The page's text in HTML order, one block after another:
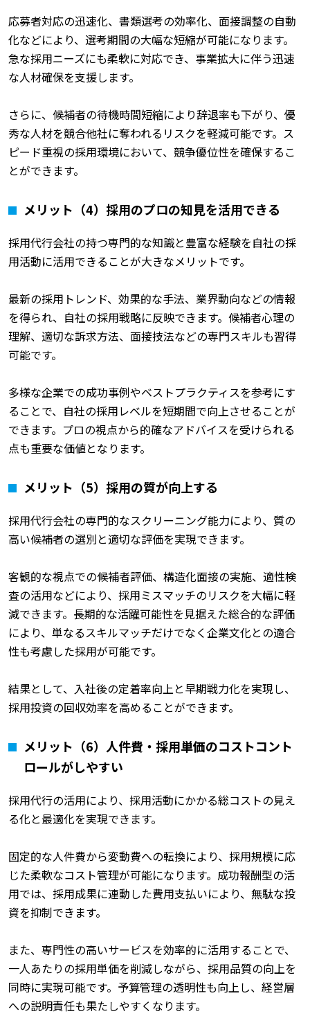
応募者対応の迅速化、書類選考の効率化、面接調整の自動
化などにより、選考期間の大幅な短縮が可能になります。
急な採用ニーズにも柔軟に対応でき、事業拡大に伴う迅速
な人材確保を支援します。
さらに、候補者の待機時間短縮により辞退率も下がり、優
秀な人材を競合他社に奪われるリスクを軽減可能です。ス
ピード重視の採用環境において、競争優位性を確保するこ
とができます。
メリット（4）採用のプロの知見を活用できる
採用代行会社の持つ専門的な知識と豊富な経験を自社の採
用活動に活用できることが大きなメリットです。
最新の採用トレンド、効果的な手法、業界動向などの情報
を得られ、自社の採用戦略に反映できます。候補者心理の
理解、適切な訴求方法、面接技法などの専門スキルも習得
可能です。
多様な企業での成功事例やベストプラクティスを参考にす
ることで、自社の採用レベルを短期間で向上させることが
できます。プロの視点から的確なアドバイスを受けられる
点も重要な価値となります。
メリット（5）採用の質が向上する
採用代行会社の専門的なスクリーニング能力により、質の
高い候補者の選別と適切な評価を実現できます。
客観的な視点での候補者評価、構造化面接の実施、適性検
査の活用などにより、採用ミスマッチのリスクを大幅に軽
減できます。長期的な活躍可能性を見据えた総合的な評価
により、単なるスキルマッチだけでなく企業文化との適合
性も考慮した採用が可能です。
結果として、入社後の定着率向上と早期戦力化を実現し、
採用投資の回収効率を高めることができます。
メリット（6）人件費・採用単価のコストコント
ロールがしやすい
採用代行の活用により、採用活動にかかる総コストの見え
る化と最適化を実現できます。
固定的な人件費から変動費への転換により、採用規模に応
じた柔軟なコスト管理が可能になります。成功報酬型の活
用では、採用成果に連動した費用支払いにより、無駄な投
資を抑制できます。
また、専門性の高いサービスを効率的に活用することで、
一人あたりの採用単価を削減しながら、採用品質の向上を
同時に実現可能です。予算管理の透明性も向上し、経営層
への説明責任も果たしやすくなります。